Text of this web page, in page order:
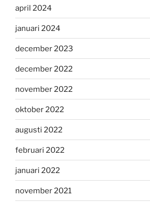
april 2024
januari 2024
december 2023
december 2022
november 2022
oktober 2022
augusti 2022
februari 2022
januari 2022
november 2021